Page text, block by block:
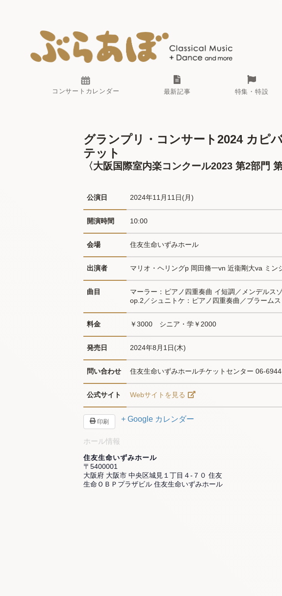
コンサートカレンダー 最新記事 特集・特設
グランプリ・コンサート2024 カピ
テット
〈大阪国際室内楽コンクール2023 第2部門 第
公演日 2024年11月11日(月)
開演時間 10:00
会場 住友生命いずみホール
出演者 マリオ・ヘリングp 岡田脩一vn 近衞剛大va ミン
曲目
マーラー：ピアノ四重奏曲 イ短調／メンデルス
op.2／シュニトケ：ピアノ四重奏曲／ブラーム
料金 ￥3000　シニア・学￥2000
発売日 2024年8月1日(木)
問い合わせ 住友生命いずみホールチケットセンター 06-
公式サイト Webサイトを見る
印刷 + Google カレンダー
ホール情報
住友生命いずみホール
〒5400001
大阪府 大阪市 中央区城見１丁目４-７０ 住友
生命ＯＢＰプラザビル 住友生命いずみホール